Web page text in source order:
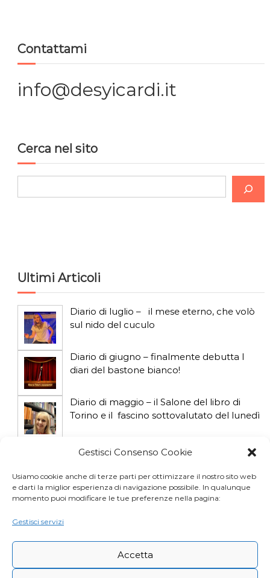
Gestisci Consenso Cookie
Usiamo cookie anche di terze parti per ottimizzare il nostro sito web
e darti la miglior esperienza di navigazione possibile. In qualunque
momento puoi modificare le tue preferenze nella pagina:
Gestisci servizi
Accetta
Contattami
info@desyicardi.it
Cerca nel sito
e
Ultimi Articoli
Diario di luglio – il mese eterno, che volò
sul nido del cuculo
Diario di giugno – finalmente debutta I
diari del bastone bianco!
Diario di maggio – il Salone del libro di
Torino e il fascino sottovalutato del lunedì
Diario di aprile: si gioca col gatto influencer
Diario di marzo: salva il gatto e non fidarti
della vicina di casa